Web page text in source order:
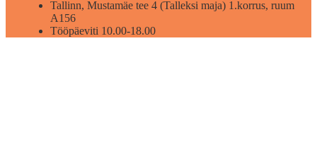
Tallinn, Mustamäe tee 4 (Talleksi maja) 1.korrus, ruum
A156
Tööpäeviti 10.00-18.00